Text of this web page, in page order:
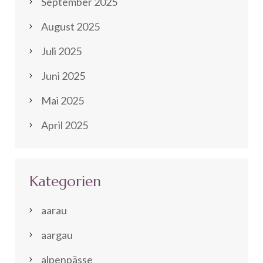
August 2025
Juli 2025
Juni 2025
Mai 2025
April 2025
Kategorien
aarau
aargau
alpenpässe